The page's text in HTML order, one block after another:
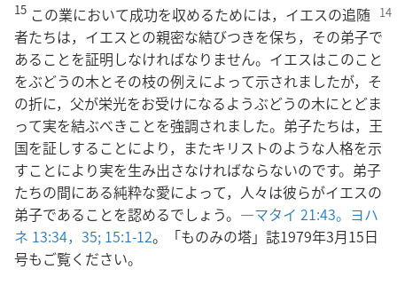
15 この業において成功を収めるためには，イエスの追随
者たちは，イエスとの親密な結びつきを保ち，その弟子で
あることを証明しなければなりません。イエスはこのこと
をぶどうの木とその枝の例えによって示されましたが，そ
の折に，父が栄光をお受けになるようぶどうの木にとどま
って実を結ぶべきことを強調されました。弟子たちは，王
国を証しすることにより，またキリストのような人格を示
すことにより実を生み出さなければならないのです。弟子
たちの間にある純粋な愛によって，人々は彼らがイエスの
弟子であることを認めるでしょう。―マタイ 21:43。 ヨハ
ネ 13:34，35; 15:1-12。「ものみの塔」誌1979年3月15日
号もご覧ください。